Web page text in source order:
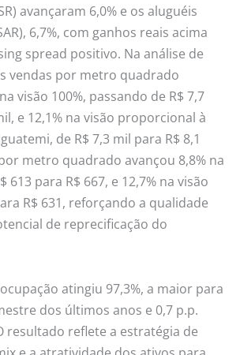
avançaram 6,0% e os aluguéis
6,7%, com ganhos reais acima
spread positivo. Na análise de
vendas por metro quadrado
visão 100%, passando de R$ 7,7
e 12,1% na visão proporcional à
de R$ 7,3 mil para R$ 8,1
metro quadrado avançou 8,8% na
613 para R$ 667, e 12,7% na visão
R$ 631, reforçando a qualidade
de reprecificação do
atingiu 97,3%, a maior para
dos últimos anos e 0,7 p.p.
resultado reflete a estratégia de